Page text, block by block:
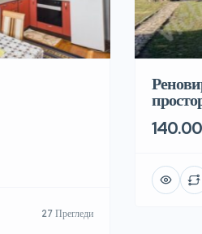
27 Прегледи